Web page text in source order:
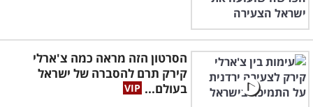
הסרטון הזה מראה כמה צ'ארלי
קירק תרם להסברה של ישראל
בעולם...